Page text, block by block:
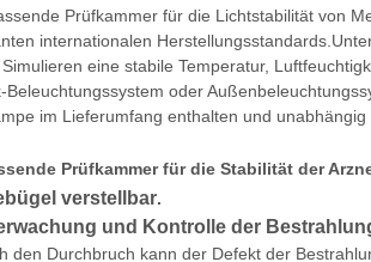
Prüfkammer für die Lichtstabilität von
internationalen
Simulieren eine stabile Temperatur,
Beleuchtungssystem oder
im Lieferumfang enthalten und
Prüfkammer für die Stabilität der
verstellbar.
und Kontrolle der
den Durchbruch kann der Defekt der